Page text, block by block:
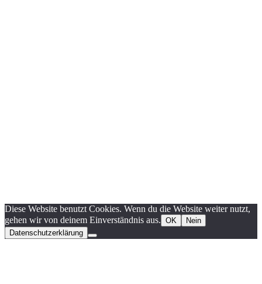
Diese Website benutzt Cookies. Wenn du die Website weiter nutzt,
gehen wir von deinem Einverständnis aus. OK
Nein
Datenschutzerklärung